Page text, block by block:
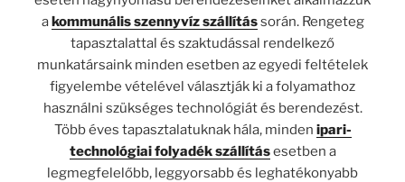
akommunális szennyvíz szállítássorán. Rengeteg
tapasztalattal és szaktudással rendelkező
munkatársaink minden esetben az egyedi feltételek
figyelembe vételével választják ki a folyamathoz
használni szükséges technológiát és berendezést.
Több éves tapasztalatuknak hála, minden ipari-
technológiai folyadék szállításesetben a
legmegfelelőbb, leggyorsabb és leghatékonyabb